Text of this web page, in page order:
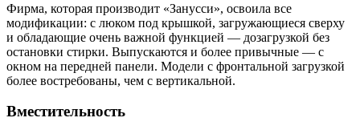
Фирма, которая производит «Занусси», освоила все
модификации: с люком под крышкой, загружающиеся сверху
и обладающие очень важной функцией — дозагрузкой без
остановки стирки. Выпускаются и более привычные — с
окном на передней панели. Модели с фронтальной загрузкой
более востребованы, чем с вертикальной.
Вместительность